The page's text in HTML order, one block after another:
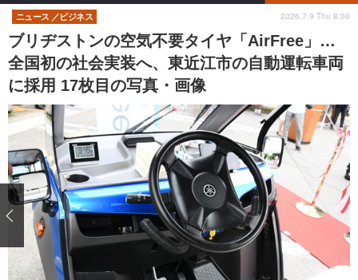
東海 関西
中国
九州
注目の記事
ショップレポート 愛車 File
自動車豆知識 ストップ！不具合修理＆粗悪修理
鈑金・塗装
ディテイリング
ディテイリング 洗車
ヘッドライト磨き コーティング
鈑金・塗装
小キズ直し 防錆
特集記事
ブリヂストンの空気不要タイヤ「AirFree」…
全国初の社会実装へ、東近江市の自動運転車両
に採用 17枚目の写真・画像
ニュース ビジネス 2026.7.9 Thu 8:00